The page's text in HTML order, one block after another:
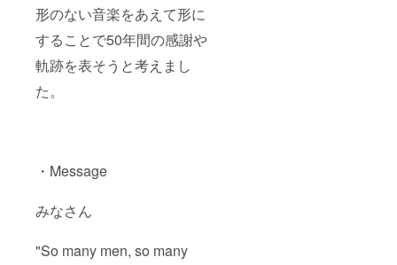
形のない音楽をあえて形に
することで50年間の感謝や
軌跡を表そうと考えまし
た。
・Message
みなさん
"So many men, so many